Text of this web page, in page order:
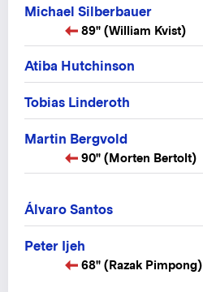
Michael Silberbauer
89" (William Kvist)
Atiba Hutchinson
Tobias Linderoth
Martin Bergvold
90" (Morten Bertolt)
Álvaro Santos
Peter Ijeh
68" (Razak Pimpong)